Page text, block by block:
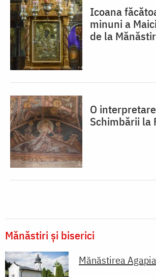
Icoana
minuni a
de la
O
Schimbării la
Mănăstiri și biserici
Mănăstirea